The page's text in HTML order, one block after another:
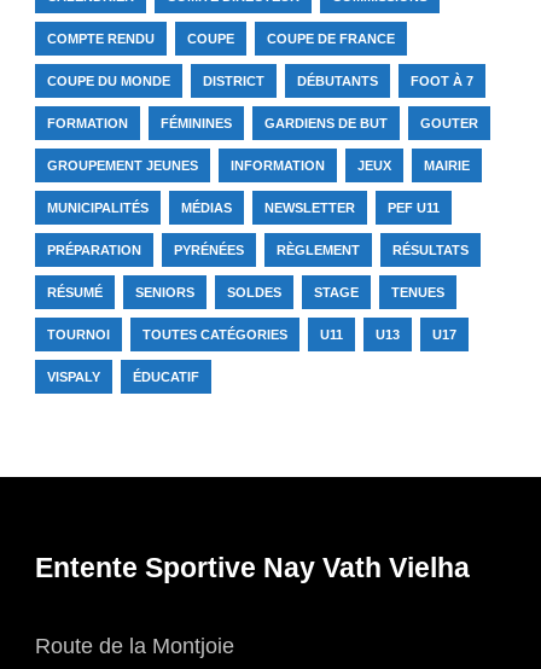
COMPTE RENDU COUPE COUPE DE FRANCE
COUPE DU MONDE DISTRICT DÉBUTANTS FOOT À 7
FORMATION FÉMININES GARDIENS DE BUT GOUTER
GROUPEMENT JEUNES INFORMATION JEUX MAIRIE
MUNICIPALITÉS MÉDIAS NEWSLETTER PEF U11
PRÉPARATION PYRÉNÉES RÈGLEMENT RÉSULTATS
RÉSUMÉ SENIORS SOLDES STAGE TENUES
TOURNOI TOUTES CATÉGORIES U11 U13 U17
VISPALY ÉDUCATIF
Entente Sportive Nay Vath Vielha
Route de la Montjoie